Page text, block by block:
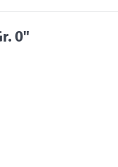
0"